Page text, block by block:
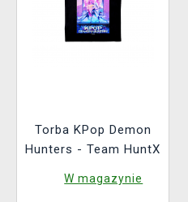
Torba KPop Demon
Hunters - Team HuntX
W magazynie